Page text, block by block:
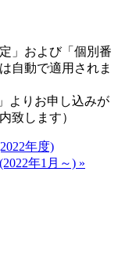
」および「個別番
自動で適用されま
よりお申し込みが
致します）
年度)
年1月～) »